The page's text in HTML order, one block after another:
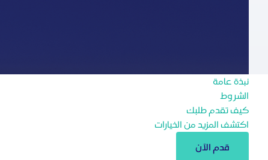
نبذة عامة
الشروط
كيف تقدم طلبك
اكتشف المزيد من الخيارات
قدم الآن